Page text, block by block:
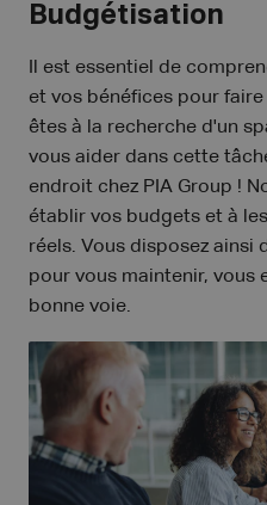
Budgétisation
Il est essentiel de
et vos bénéfices pour
êtes à la recherche d'un
vous aider dans cette
endroit chez PIA Group !
établir vos budgets et à
réels. Vous disposez ainsi
pour vous maintenir, vous
bonne voie.